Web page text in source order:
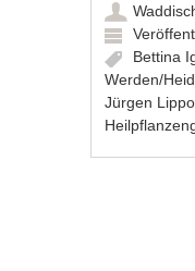
Bettina
Werden/
Jürgen